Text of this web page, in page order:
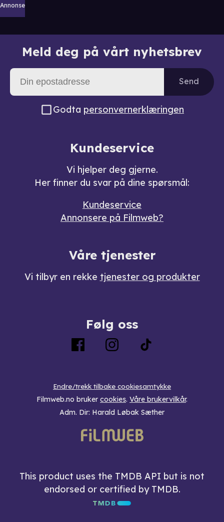
Annonse
Meld deg på vårt nyhetsbrev
Send
Godta personvernerklæringen
Kundeservice
Vi hjelper deg gjerne.
Her finner du svar på dine spørsmål:
Kundeservice
Annonsere på Filmweb?
Våre tjenester
Vi tilbyr en rekke tjenester og produkter
Følg oss
Endre/trekk tilbake cookiesamtykke
Filmweb.no bruker cookies. Våre brukervilkår.
Adm. Dir: Harald Løbak Sæther
This product uses the TMDB API but is not
endorsed or certified by TMDB.